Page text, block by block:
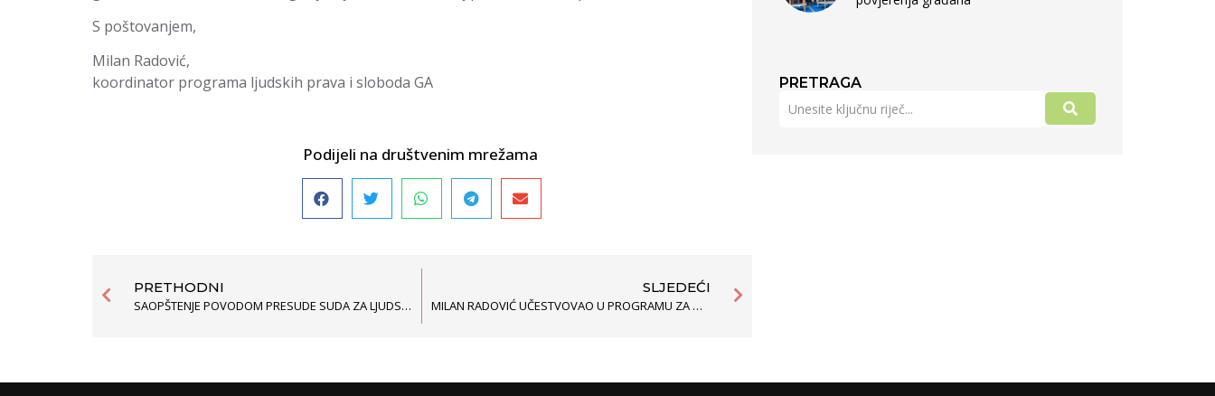
S poštovanjem,
Milan Radović,
koordinator programa ljudskih prava i sloboda GA
Podijeli na društvenim mrežama
PRETHODNI
SAOPŠTENJE POVODOM PRESUDE SUDA ZA LJUDSKA PRAVA IZ STRAZBURA U SLUČAJU „MIS PAT“
SLJEDEĆI
MILAN RADOVIĆ UČESTVOVAO U PROGRAMU ZA MEĐUNARODNE POSJETIOCE U USA
PRETRAGA